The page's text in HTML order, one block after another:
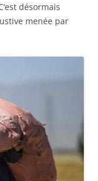
désormais
menée par